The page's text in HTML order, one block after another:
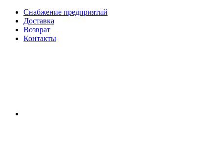
Снабжение предприятий
Доставка
Возврат
Контакты